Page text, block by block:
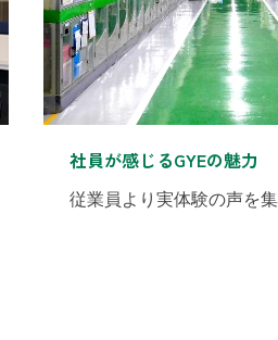
社員が感じるGYEの魅力
従業員より実体験の声を集